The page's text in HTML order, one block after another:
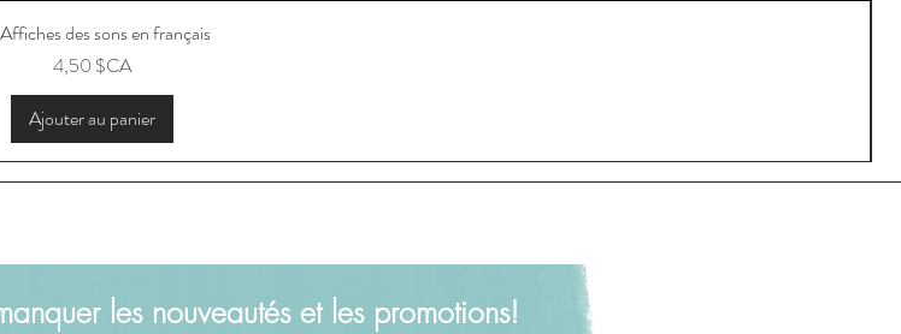
Aperçu rapide
des sons en français
Prix
4,50 $CA
Ajouter au panier
les nouveautés et les promotions!